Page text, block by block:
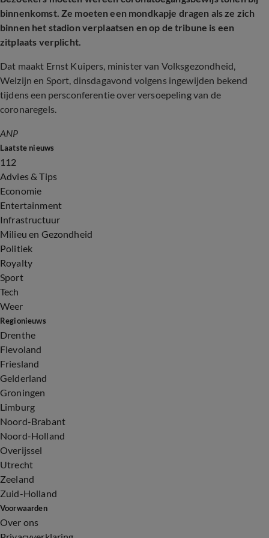
binnenkomst. Ze moeten een mondkapje dragen als ze zich
binnen het stadion verplaatsen en op de tribune is een
zitplaats verplicht.
Dat maakt Ernst Kuipers, minister van Volksgezondheid,
Welzijn en Sport, dinsdagavond volgens ingewijden bekend
tijdens een persconferentie over versoepeling van de
coronaregels.
ANP
Laatste nieuws
112
Advies & Tips
Economie
Entertainment
Infrastructuur
Milieu en Gezondheid
Politiek
Royalty
Sport
Tech
Weer
Regionieuws
Drenthe
Flevoland
Friesland
Gelderland
Groningen
Limburg
Noord-Brabant
Noord-Holland
Overijssel
Utrecht
Zeeland
Zuid-Holland
Voorwaarden
Over ons